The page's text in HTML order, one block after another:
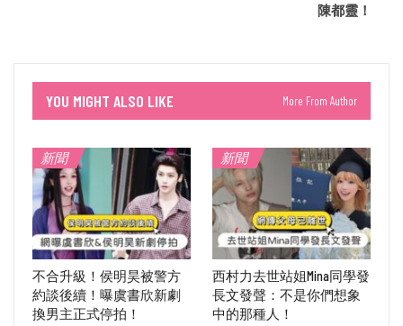
陳都靈！
YOU MIGHT ALSO LIKE More From Author
新聞
不合升級！侯明昊被警方
約談後續！曝虞書欣新劇
換男主正式停拍！
新聞
西村力去世站姐Mina同學發
長文發聲：不是你們想象
中的那種人！